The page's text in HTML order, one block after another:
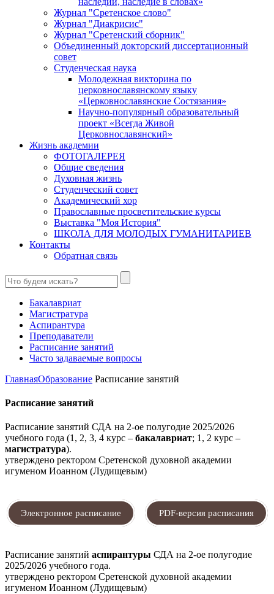
Журнал "Сретенское слово"
Журнал "Диакрисис"
Журнал "Сретенский сборник"
Объединенный докторский диссертационный
совет
Студенческая наука
Молодежная викторина по
церковнославянскому языку
«Церковнославянские Состязания»
Научно-популярный образовательный
проект «Всегда Живой
Церковнославянский»
Жизнь академии
ФОТОГАЛЕРЕЯ
Общие сведения
Духовная жизнь
Студенческий совет
Академический хор
Православные просветительские курсы
Выставка "Моя История"
ШКОЛА ДЛЯ МОЛОДЫХ ГУМАНИТАРИЕВ
Контакты
Обратная связь
Бакалавриат
Магистратура
Аспирантура
Преподаватели
Расписание занятий
Часто задаваемые вопросы
ГлавнаяОбразование Расписание занятий
Расписание занятий
Расписание занятий СДА на 2-ое полугодие 2025/2026
учебного года (1, 2, 3, 4 курс – бакалавриат; 1, 2 курс –
магистратура).
утверждено ректором Сретенской духовной академии
игуменом Иоанном (Лудищевым)
Электронное расписание PDF-версия расписания
Расписание занятий аспирантуры СДА на 2-ое полугодие
2025/2026 учебного года.
утверждено ректором Сретенской духовной академии
игуменом Иоанном (Лудищевым)